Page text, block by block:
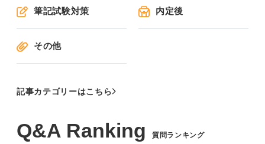
筆記試験対策 内定後
その他
記事カテゴリーはこちら
質問ランキング